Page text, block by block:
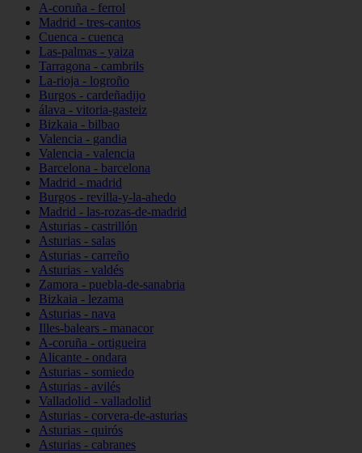
A-coruña - ferrol
Madrid - tres-cantos
Cuenca - cuenca
Las-palmas - yaiza
Tarragona - cambrils
La-rioja - logroño
Burgos - cardeñadijo
álava - vitoria-gasteiz
Bizkaia - bilbao
Valencia - gandia
Valencia - valencia
Barcelona - barcelona
Madrid - madrid
Burgos - revilla-y-la-ahedo
Madrid - las-rozas-de-madrid
Asturias - castrillón
Asturias - salas
Asturias - carreño
Asturias - valdés
Zamora - puebla-de-sanabria
Bizkaia - lezama
Asturias - nava
Illes-balears - manacor
A-coruña - ortigueira
Alicante - ondara
Asturias - somiedo
Asturias - avilés
Valladolid - valladolid
Asturias - corvera-de-asturias
Asturias - quirós
Asturias - cabranes